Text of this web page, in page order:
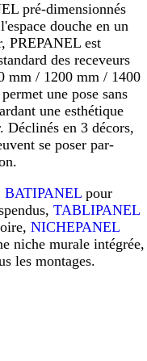
pré-dimensionnés
douche en un
PREPANEL est
des receveurs
mm / 1200 mm / 1400
une pose sans
une esthétique
Déclinés en 3 décors,
se poser par-
BATIPANEL pour
TABLIPANEL
NICHEPANEL
niche murale intégrée,
les montages.